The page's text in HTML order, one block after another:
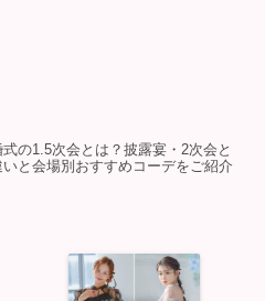
の1.5次会とは？披露宴・2次会と
いと会場別おすすめコーデをご紹介